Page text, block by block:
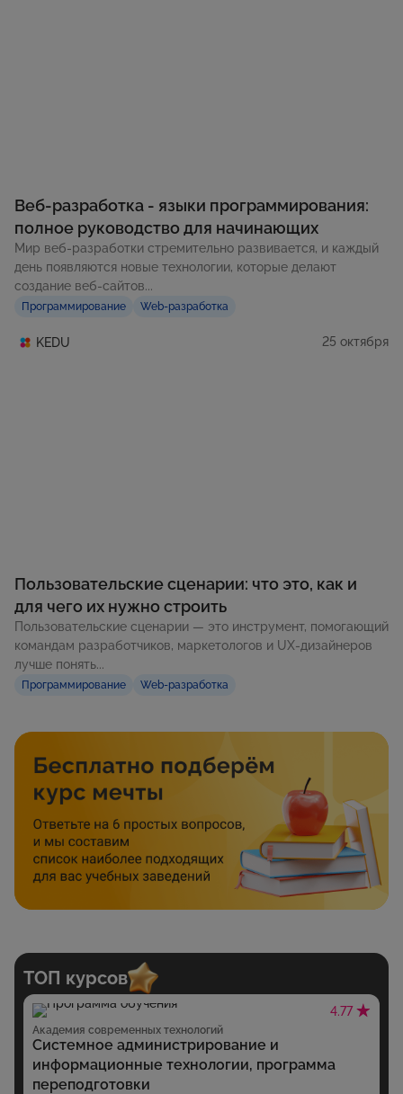
Веб-разработка - языки программирования:
полное руководство для начинающих
Мир веб-разработки стремительно развивается, и каждый
день появляются новые технологии, которые делают
создание веб-сайтов...
Программирование Web-разработка
KEDU 25 октября
Пользовательские сценарии: что это, как и
для чего их нужно строить
Пользовательские сценарии — это инструмент, помогающий
командам разработчиков, маркетологов и UX-дизайнеров
лучше понять...
Программирование Web-разработка
ТОП курсов
4.77
Академия современных технологий
Системное администрирование и
информационные технологии, программа
переподготовки